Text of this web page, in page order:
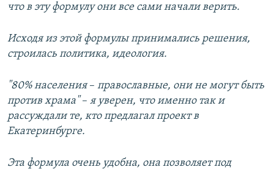
что в эту формулу они все сами начали верить.
Исходя из этой формулы принимались решения,
строилась политика, идеология.
"80% населения–​ православные, они не могут быть
против храма"–​ я уверен, что именно так и
рассуждали те, кто предлагал проект в
Екатеринбурге.
Эта формула очень удобна, она позволяет под